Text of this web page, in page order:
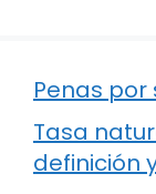
Penas
Tasa
definición